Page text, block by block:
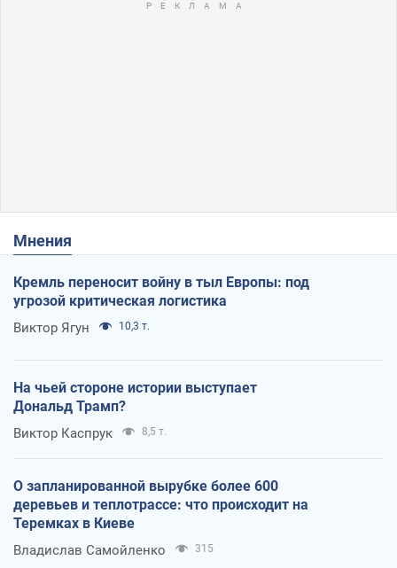
Мнения
Кремль переносит войну в тыл Европы: под
угрозой критическая логистика
Виктор Ягун 10,3 т.
На чьей стороне истории выступает
Дональд Трамп?
Виктор Каспрук 8,5 т.
О запланированной вырубке более 600
деревьев и теплотрассе: что происходит на
Теремках в Киеве
Владислав Самойленко 315